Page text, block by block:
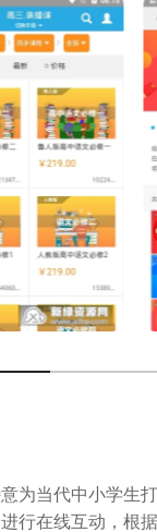
为当代中小学生
行在线互动，根